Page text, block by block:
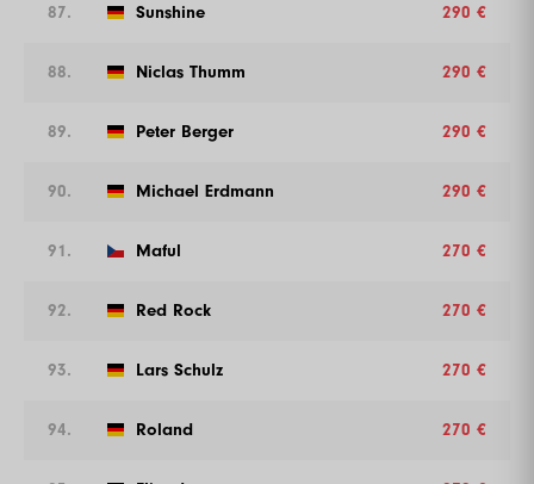
87. Sunshine 290 €
88. Niclas Thumm 290 €
89. Peter Berger 290 €
90. Michael Erdmann 290 €
91. Maful 270 €
92. Red Rock 270 €
93. Lars Schulz 270 €
94. Roland 270 €